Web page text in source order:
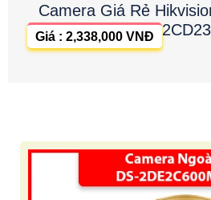
Camera Giá Rẻ
Giá : 2,338,000 VNĐ